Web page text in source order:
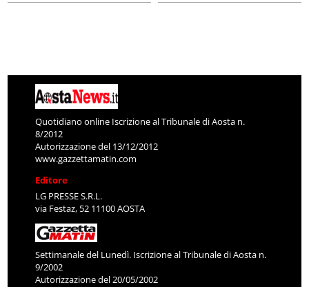
Quotidiano online Iscrizione al Tribunale di Aosta n.
8/2012
Autorizzazione del 13/12/2012
www.gazzettamatin.com
Editore
LG PRESSE S.R.L.
via Festaz, 52 11100 AOSTA
Settimanale del Lunedì. Iscrizione al Tribunale di Aosta n.
9/2002
Autorizzazione del 20/05/2002